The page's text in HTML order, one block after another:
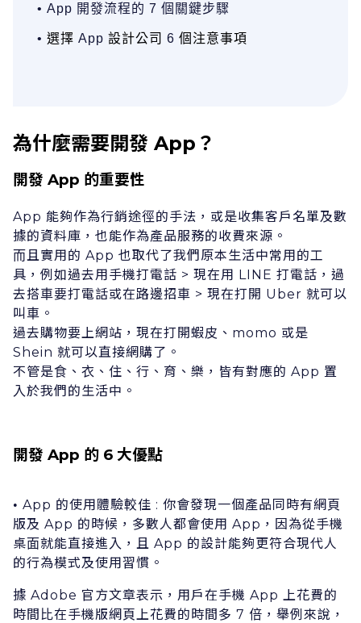
• App 開發流程的 7 個關鍵步驟
• 選擇 App 設計公司 6 個注意事項
為什麼需要開發 App？
開發 App 的重要性
App 能夠作為⾏銷途徑的⼿法，或是收集客戶名單及數
據的資料庫，也能作為產品服務的收費來源。
⽽且實⽤的 App 也取代了我們原本⽣活中常⽤的⼯
具，例如過去⽤⼿機打電話 > 現在⽤ LINE 打電話，過
去搭⾞要打電話或在路邊招⾞ > 現在打開 Uber 就可以
叫⾞。
過去購物要上網站，現在打開蝦⽪、momo 或是
Shein 就可以直接網購了。
不管是⾷、⾐、住、⾏、育、樂，皆有對應的 App 置
⼊於我們的⽣活中。
開發 App 的 6 ⼤優點
• App 的使⽤體驗較佳 : 你會發現⼀個產品同時有網⾴
版及 App 的時候，多數⼈都會使⽤ App，因為從⼿機
桌⾯就能直接進⼊，且 App 的設計能夠更符合現代⼈
的⾏為模式及使⽤習慣。
據 Adobe 官⽅⽂章表⽰，⽤戶在⼿機 App 上花費的
時間⽐在⼿機版網⾴上花費的時間多 7 倍，舉例來說，